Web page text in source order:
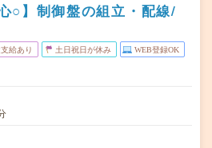
○】制御盤の組立・配線/
給あり 土日祝日が休み WEB登録OK